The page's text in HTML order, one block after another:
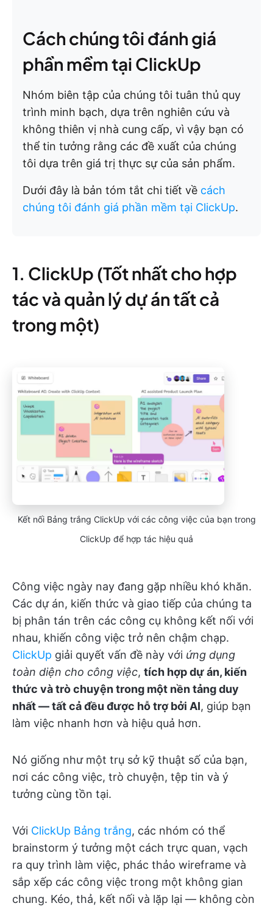
Cách chúng tôi đánh giá
phần mềm tại ClickUp
Nhóm biên tập của chúng tôi tuân thủ quy
trình minh bạch, dựa trên nghiên cứu và
không thiên vị nhà cung cấp, vì vậy bạn có
thể tin tưởng rằng các đề xuất của chúng
tôi dựa trên giá trị thực sự của sản phẩm.
Dưới đây là bản tóm tắt chi tiết về cách
chúng tôi đánh giá phần mềm tại ClickUp.
1. ClickUp (Tốt nhất cho hợp
tác và quản lý dự án tất cả
trong một)
Kết nối Bảng trắng ClickUp với các công việc của bạn trong
ClickUp để hợp tác hiệu quả
Công việc ngày nay đang gặp nhiều khó khăn.
Các dự án, kiến thức và giao tiếp của chúng ta
bị phân tán trên các công cụ không kết nối với
nhau, khiến công việc trở nên chậm chạp.
ClickUp giải quyết vấn đề này với ứng dụng
toàn diện cho công việc, tích hợp dự án, kiến
thức và trò chuyện trong một nền tảng duy
nhất — tất cả đều được hỗ trợ bởi AI, giúp bạn
làm việc nhanh hơn và hiệu quả hơn.
Nó giống như một trụ sở kỹ thuật số của bạn,
nơi các công việc, trò chuyện, tệp tin và ý
tưởng cùng tồn tại.
Với ClickUp Bảng trắng, các nhóm có thể
brainstorm ý tưởng một cách trực quan, vạch
ra quy trình làm việc, phác thảo wireframe và
sắp xếp các công việc trong một không gian
chung. Kéo, thả, kết nối và lặp lại — không còn